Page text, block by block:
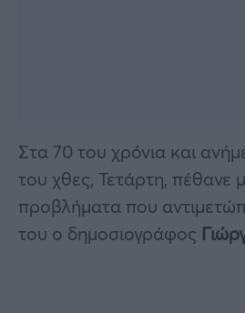
Στα 70 του χρόνια και
του χθες, Τετάρτη, πέθανε
προβλήματα που
του ο δημοσιογράφος